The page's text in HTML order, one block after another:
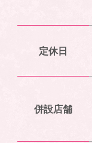
定休日
併設店舗